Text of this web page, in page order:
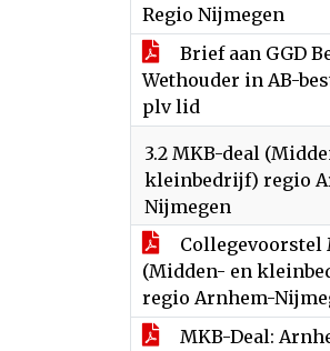
Regio Nijmegen
Brief aan GGD
Wethouder in AB-
plv lid
3.2 MKB-deal
kleinbedrijf) regio
Nijmegen
Collegevoorstel
(Midden- en
regio Arnhem-
MKB-Deal: